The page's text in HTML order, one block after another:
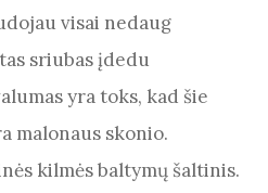
visai nedaug
sriubas įdedu
yra toks, kad šie
malonaus skonio.
kilmės baltymų šaltinis.